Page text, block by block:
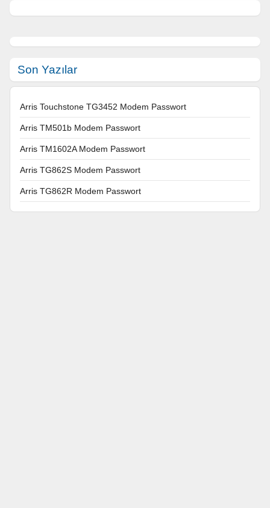
Son Yazılar
Arris Touchstone TG3452 Modem Passwort
Arris TM501b Modem Passwort
Arris TM1602A Modem Passwort
Arris TG862S Modem Passwort
Arris TG862R Modem Passwort